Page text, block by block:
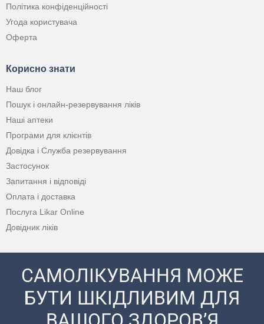
Політика конфіденційності
Угода користувача
Оферта
Корисно знати
Наш блог
Пошук і онлайн-резервування ліків
Наші аптеки
Програми для клієнтів
Довідка і Служба резервування
Застосунок
Запитання і відповіді
Оплата і доставка
Послуга Likar Online
Довідник ліків
САМОЛІКУВАННЯ МОЖЕ
БУТИ ШКІДЛИВИМ ДЛЯ